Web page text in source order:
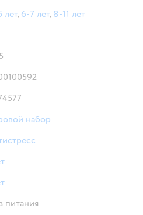
лет, 6-7 лет, 8-11 лет
набор
питания